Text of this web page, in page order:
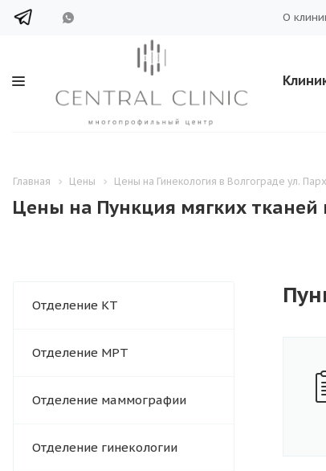
О
Главная Цены Цены на Гинекология в Волгограде ул.
Цены на Пункция мягких тканей
Отделение КТ
Отделение МРТ
Отделение маммографии
Отделение гинекологии